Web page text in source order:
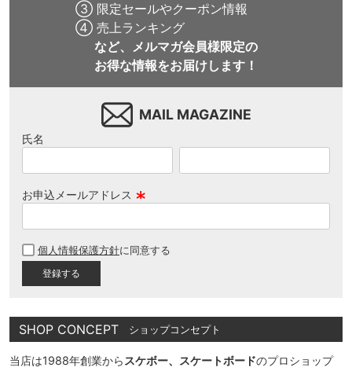
③ 限定セールやクーポン情報
④ 売上ランキング
など、メルマガ会員様限定の
お得な情報をお届けします！
MAIL MAGAZINE
氏名
お申込メールアドレス
須
個人情報保護方針に同意する
SHOP CONCEPT ショップコンセプト
当店は1988年創業から スケボー、スケートボードのプロショップ